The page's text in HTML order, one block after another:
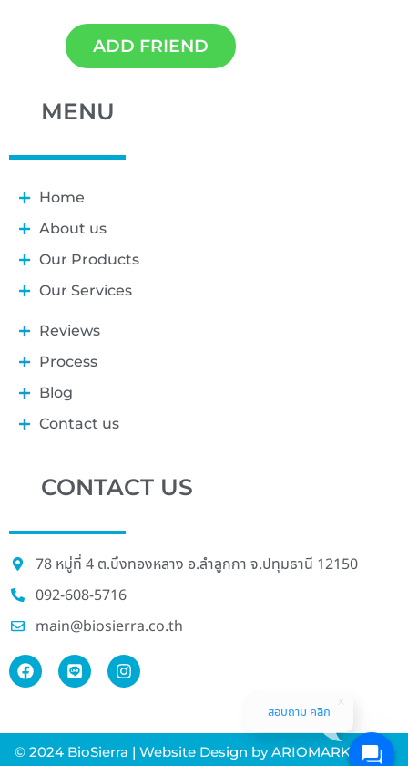
ADD FRIEND
MENU
Home
About us
Our Products
Our Services
Reviews
Process
Blog
Contact us
CONTACT US
78 หมู่ที่ 4 ต.บึงทองหลาง อ.ลําลูกกา จ.ปทุมธานี 12150
092-608-5716
main@biosierra.co.th
© 2024 BioSierra | Website Design by ARIOMARKETING
สอบถาม คลิก